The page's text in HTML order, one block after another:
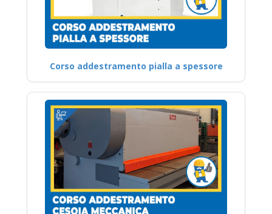
Corso addestramento pialla a spessore